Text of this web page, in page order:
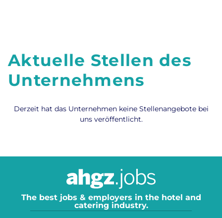
Aktuelle Stellen des
Unternehmens
Derzeit hat das Unternehmen keine Stellenangebote bei
uns veröffentlicht.
The best jobs & employers in the hotel and
catering industry.